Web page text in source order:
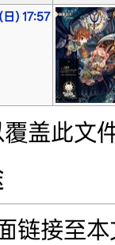
) 17:57
盖此文
链接至